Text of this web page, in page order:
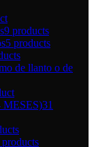
9 products
5 products
de llanto o de
MESES)31
products